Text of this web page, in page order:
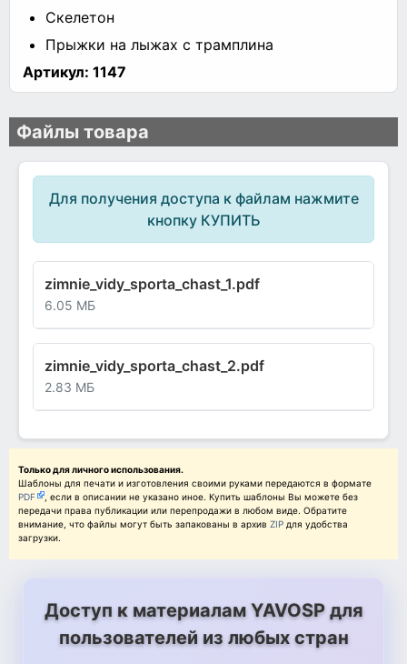
Скелетон
Прыжки на лыжах с трамплина
Артикул: 1147
Файлы товара
Для получения доступа к файлам нажмите
кнопку КУПИТЬ
zimnie_vidy_sporta_chast_1.pdf
6.05 МБ
zimnie_vidy_sporta_chast_2.pdf
2.83 МБ
Только для личного использования.
Шаблоны для печати и изготовления своими руками передаются в формате
PDF
, если в описании не указано иное. Купить шаблоны Вы можете без
передачи права публикации или перепродажи в любом виде. Обратите
внимание, что файлы могут быть запакованы в архив ZIP для удобства
загрузки.
Доступ к материалам YAVOSP для
пользователей из любых стран